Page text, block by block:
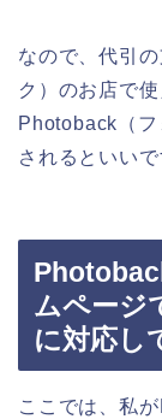
なので、代引
ク）のお店で
Photoback（
されるといいで
ムページ
に対応し
ここでは、私